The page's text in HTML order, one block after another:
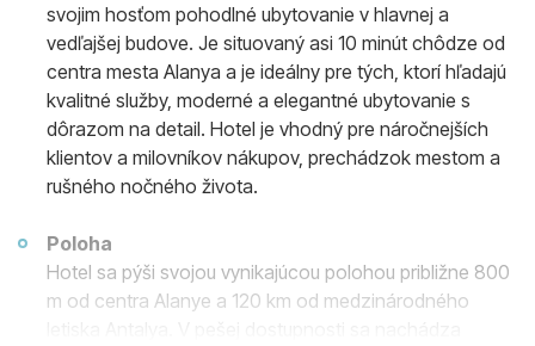
svojim hosťom pohodlné ubytovanie v hlavnej a
vedľajšej budove. Je situovaný asi 10 minút chôdze od
centra mesta Alanya a je ideálny pre tých, ktorí hľadajú
kvalitné služby, moderné a elegantné ubytovanie s
dôrazom na detail. Hotel je vhodný pre náročnejších
klientov a milovníkov nákupov, prechádzok mestom a
rušného nočného života.
Poloha
Hotel sa pýši svojou vynikajúcou polohou približne 800
m od centra Alanye a 120 km od medzinárodného